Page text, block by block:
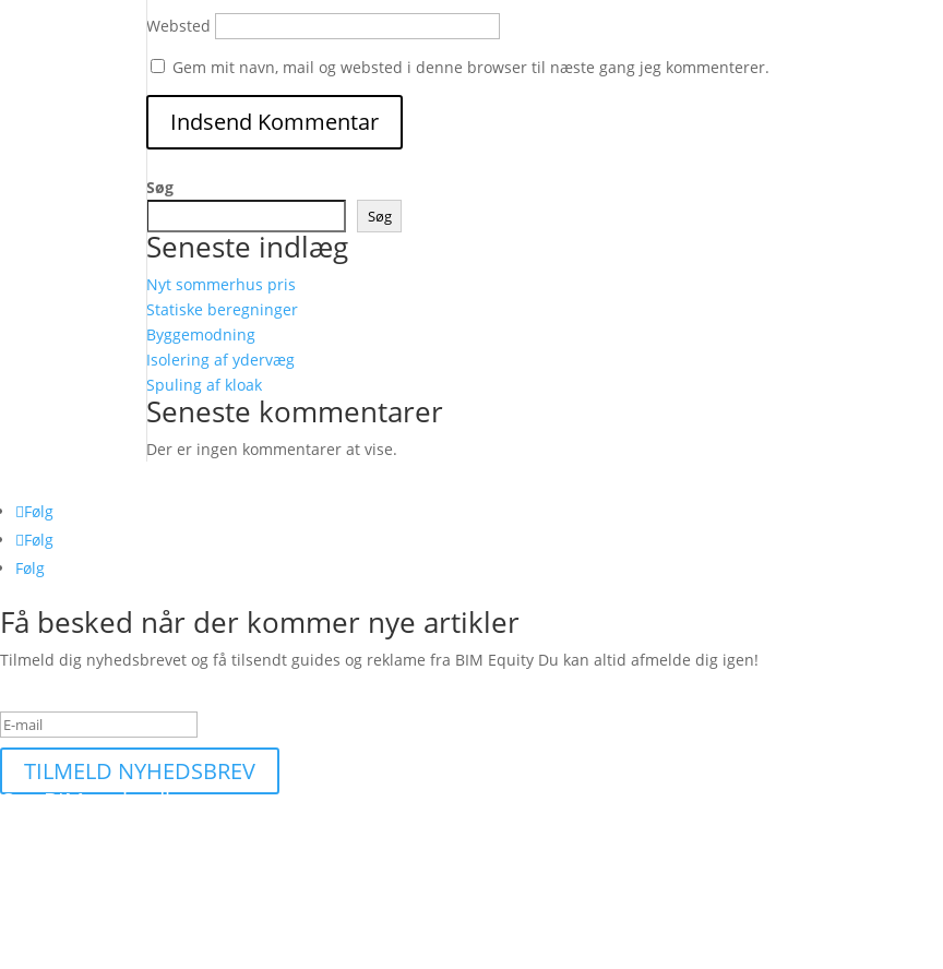
Websted
Gem mit navn, mail og websted i denne browser til næste gang jeg kommenterer.
Søg
Søg
Seneste indlæg
Nyt sommerhus pris
Statiske beregninger
Byggemodning
Isolering af ydervæg
Spuling af kloak
Seneste kommentarer
Der er ingen kommentarer at vise.
Følg
Følg
Følg
Få besked når der kommer nye artikler
Tilmeld dig nyhedsbrevet og få tilsendt guides og reklame fra BIM Equity Du kan altid afmelde dig igen!
TILMELD NYHEDSBREV
Om BIMequity.dk